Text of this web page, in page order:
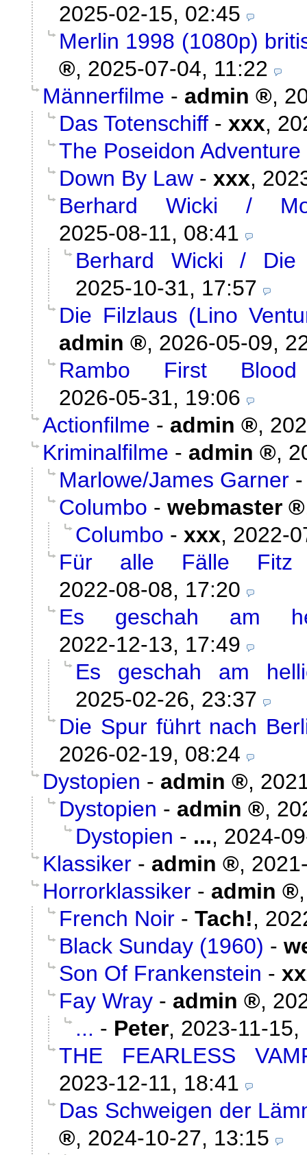
2025-02-15, 02:45
Merlin 1998 (1080p)
, 2025-07-04, 11:22
Männerfilme - admin ,
Das Totenschiff - xxx,
The Poseidon Adventure
Down By Law - xxx,
Berhard Wicki /
2025-08-11, 08:41
Berhard Wicki / Die
2025-10-31, 17:57
Die Filzlaus (Lino
admin
, 2026-05-09,
Rambo First
2026-05-31, 19:06
Actionfilme - admin ,
Kriminalfilme - admin ,
Marlowe/James Garner
Columbo - webmaster
Columbo - xxx, 2022-
Für alle Fälle Fitz
2022-08-08, 17:20
Es geschah am
2022-12-13, 17:49
Es geschah am
2025-02-26, 23:37
Die Spur führt nach
2026-02-19, 08:24
Dystopien - admin ,
Dystopien - admin ,
Dystopien - ..., 2024-
Klassiker - admin ,
Horrorklassiker - admin
French Noir - Tach!,
Black Sunday (1960) -
Son Of Frankenstein -
Fay Wray - admin ,
... - Peter, 2023-11-15,
THE FEARLESS
2023-12-11, 18:41
Das Schweigen der
, 2024-10-27, 13:15